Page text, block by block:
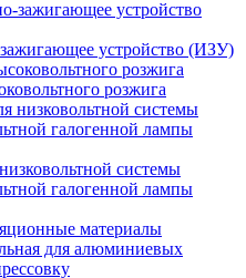
устройство (ИЗУ)
розжига
системы
галогенной лампы
материалы